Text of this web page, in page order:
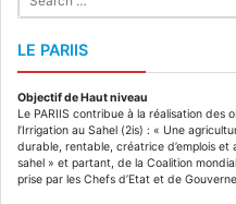
LE PARIIS
Objectif de Haut niveau
Le PARIIS contribue à la réalisation des
l’Irrigation au Sahel (2is) : « Une
durable, rentable, créatrice d’emplois et
sahel » et partant, de la Coalition
prise par les Chefs d’Etat et de